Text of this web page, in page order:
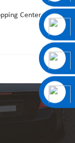
Center